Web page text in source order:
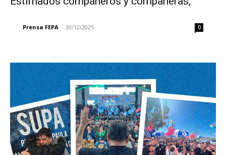
Prensa FEPA - 30/12/2025 0